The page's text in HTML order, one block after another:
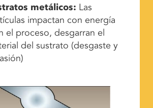
metálicos: Las
impactan con energía
el proceso, desgarran el
del sustrato (desgaste y